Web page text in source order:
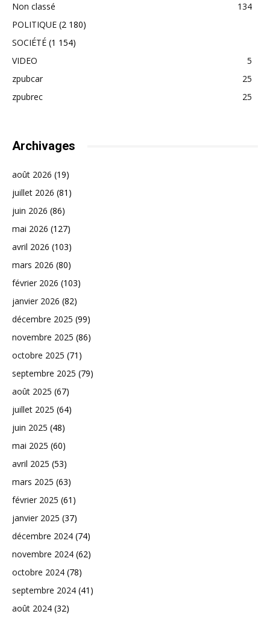
Non classé
134
POLITIQUE (2 180)
SOCIÉTÉ (1 154)
VIDEO
5
zpubcar
25
zpubrec
25
Archivages
août 2026 (19)
juillet 2026 (81)
juin 2026 (86)
mai 2026 (127)
avril 2026 (103)
mars 2026 (80)
février 2026 (103)
janvier 2026 (82)
décembre 2025 (99)
novembre 2025 (86)
octobre 2025 (71)
septembre 2025 (79)
août 2025 (67)
juillet 2025 (64)
juin 2025 (48)
mai 2025 (60)
avril 2025 (53)
mars 2025 (63)
février 2025 (61)
janvier 2025 (37)
décembre 2024 (74)
novembre 2024 (62)
octobre 2024 (78)
septembre 2024 (41)
août 2024 (32)